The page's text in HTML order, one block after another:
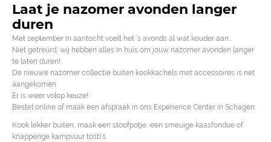
Laat je nazomer avonden langer
duren
Met september in aantocht voelt het ’s avonds al wat kouder aan…
Niet getreurd, wij hebben alles in huis om jouw nazomer avonden langer
te laten duren!
De nieuwe nazomer collectie buiten kookkachels met accessoires is net
aangekomen.
Er is weer volop keuze!
Bestel online of maak een afspraak in ons Experience Center in Schagen.
Kook lekker buiten, maak een stoofpotje, een smeuïge kaasfondue of
knapperige kampvuur tosti’s.